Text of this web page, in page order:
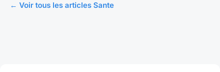
← Voir tous les articles Sante